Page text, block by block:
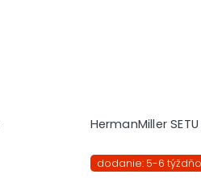
HermanMiller
dodanie: 5-6